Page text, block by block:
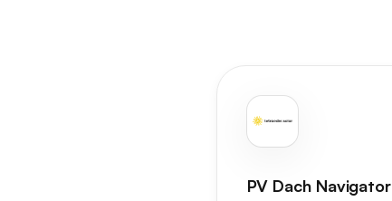
PV Dach Navigator